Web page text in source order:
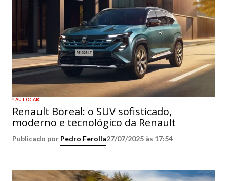
AUTOCAR
Renault Boreal: o SUV sofisticado,
moderno e tecnológico da Renault
Publicado por Pedro Ferolla27/07/2025 às 17:54